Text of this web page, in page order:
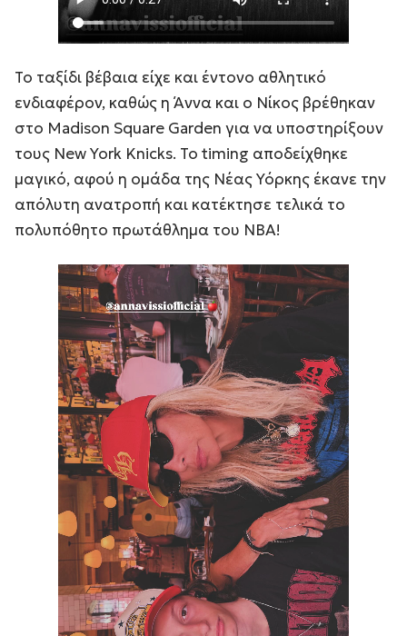
Το ταξίδι βέβαια είχε και έντονο αθλητικό
ενδιαφέρον, καθώς η Άννα και ο Νίκος βρέθηκαν
στο Madison Square Garden για να υποστηρίξουν
τους New York Knicks. Το timing αποδείχθηκε
μαγικό, αφού η ομάδα της Νέας Υόρκης έκανε την
απόλυτη ανατροπή και κατέκτησε τελικά το
πολυπόθητο πρωτάθλημα του ΝΒΑ!